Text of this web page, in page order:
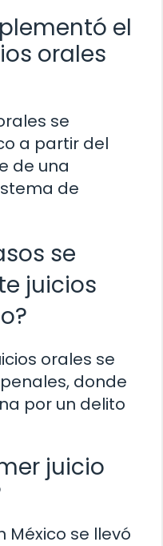
el
orales
se
a partir del
de una
de
se
juicios
orales se
donde
por un delito
juicio
México se llevó